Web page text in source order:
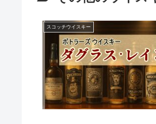
スコッチウイスキー